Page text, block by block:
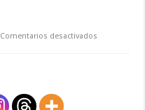
Comentarios desactivados